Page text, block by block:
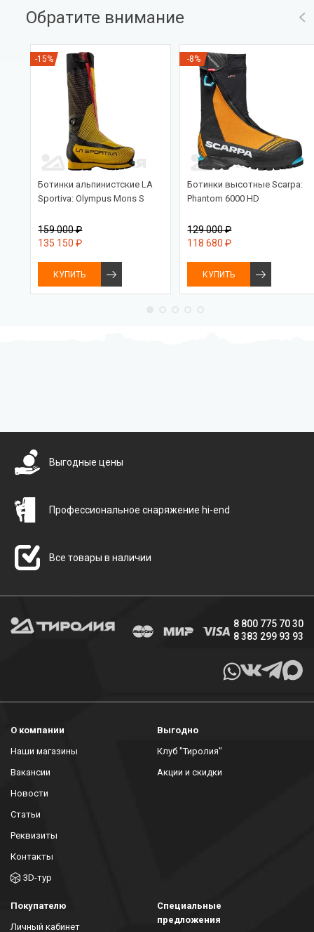
Обратите внимание
-15%
Ботинки альпинистские LA
Sportiva: Olympus Mons S
159 000 ₽
135 150 ₽
КУПИТЬ
-8%
Ботинки высотные Scarpa:
Phantom 6000 HD
129 000 ₽
118 680 ₽
КУПИТЬ
Выгодные цены
Профессиональное снаряжение hi-end
Все товары в наличии
8 800 775 70 30
8 383 299 93 93
О компании
Наши магазины
Вакансии
Новости
Статьи
Реквизиты
Контакты
3D-тур
Выгодно
Клуб "Тиролия"
Акции и скидки
Покупателю
Личный кабинет
Специальные
предложения